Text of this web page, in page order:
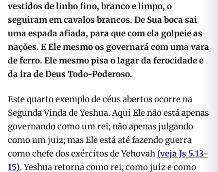
vestidos de linho fino, branco e limpo, o
seguiram em cavalos brancos. De Sua boca sai
uma espada afiada, para que com ela golpeie as
nações. E Ele mesmo os governará com uma vara
de ferro. Ele mesmo pisa o lagar da ferocidade e
da ira de Deus Todo-Poderoso.
Este quarto exemplo de céus abertos ocorre na
Segunda Vinda de Yeshua. Aqui Ele não está apenas
governando como um rei; não apenas julgando
como um juiz; mas Ele está até fazendo guerra
como chefe dos exércitos de Yehovah (veja Js 5.13-
15). Yeshua retorna como rei, como juiz e como